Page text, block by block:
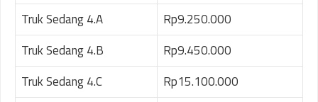
Truk Sedang 4.A
Rp9.250.000
Truk Sedang 4.B
Rp9.450.000
Truk Sedang 4.C
Rp15.100.000